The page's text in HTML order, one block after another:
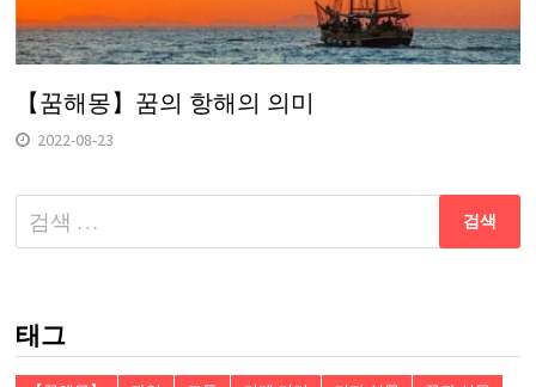
【꿈해몽】꿈의 항해의 의미
2022-08-23
다
음
태그